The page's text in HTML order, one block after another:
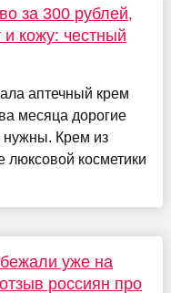
за 300 рублей,
кожу: честный
аптечный крем
месяца дорогие
нужны. Крем из
люксовой косметики
уже на
россиян про